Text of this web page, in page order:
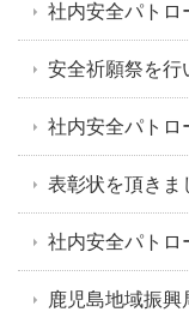
社内安全パトロ
安全祈願祭を行
社内安全パトロ
表彰状を頂きま
社内安全パトロ
鹿児島地域振